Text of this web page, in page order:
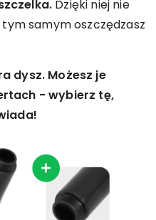
Dzięki niej nie
samym oszczędzasz
dysz. Możesz je
- wybierz tę,